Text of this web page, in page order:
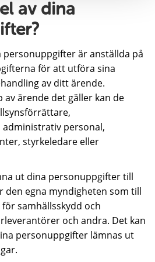
av dina
personuppgifter är anställda på
för att utföra sina
av ditt ärende.
av ärende det gäller kan de
personal,
styrkeledare eller
ut dina personuppgifter till
egna myndigheten som till
samhällsskydd och
och andra. Det kan
personuppgifter lämnas ut